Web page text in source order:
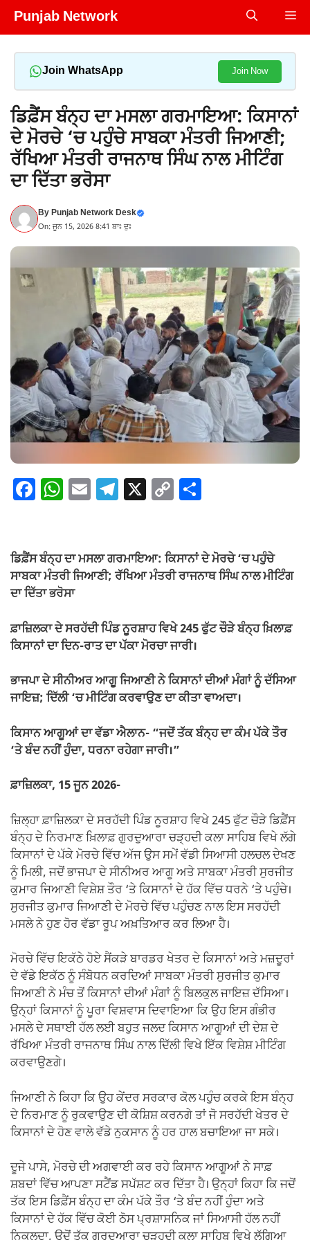
Skip
Punjab Network
Join WhatsApp Join Now
ਡਿਫ਼ੈਂਸ ਬੰਨ੍ਹ ਦਾ ਮਸਲਾ ਗਰਮਾਇਆ: ਕਿਸਾਨਾਂ
ਦੇ ਮੋਰਚੇ ‘ਚ ਪਹੁੰਚੇ ਸਾਬਕਾ ਮੰਤਰੀ ਜਿਆਣੀ;
ਰੱਖਿਆ ਮੰਤਰੀ ਰਾਜਨਾਥ ਸਿੰਘ ਨਾਲ ਮੀਟਿੰਗ
ਦਾ ਦਿੱਤਾ ਭਰੋਸਾ
ByPunjab Network Desk
On: ਜੂਨ 15, 2026 8:41 ਬਾਃ ਦੁਃ
F
e
b
o
o
k
W
s
A
p
p
E T
gr
a
X C
y
Li
k
e
ਡਿਫ਼ੈਂਸ ਬੰਨ੍ਹ ਦਾ ਮਸਲਾ ਗਰਮਾਇਆ: ਕਿਸਾਨਾਂ ਦੇ ਮੋਰਚੇ ‘ਚ ਪਹੁੰਚੇ
ਸਾਬਕਾ ਮੰਤਰੀ ਜਿਆਣੀ; ਰੱਖਿਆ ਮੰਤਰੀ ਰਾਜਨਾਥ ਸਿੰਘ ਨਾਲ ਮੀਟਿੰਗ
ਦਾ ਦਿੱਤਾ ਭਰੋਸਾ
ਫ਼ਾਜ਼ਿਲਕਾ ਦੇ ਸਰਹੱਦੀ ਪਿੰਡ ਨੂਰਸ਼ਾਹ ਵਿਖੇ 245 ਫੁੱਟ ਚੌੜੇ ਬੰਨ੍ਹ ਖ਼ਿਲਾਫ਼
ਕਿਸਾਨਾਂ ਦਾ ਦਿਨ-ਰਾਤ ਦਾ ਪੱਕਾ ਮੋਰਚਾ ਜਾਰੀ।
ਭਾਜਪਾ ਦੇ ਸੀਨੀਅਰ ਆਗੂ ਜਿਆਣੀ ਨੇ ਕਿਸਾਨਾਂ ਦੀਆਂ ਮੰਗਾਂ ਨੂੰ ਦੱਸਿਆ
ਜਾਇਜ਼; ਦਿੱਲੀ ‘ਚ ਮੀਟਿੰਗ ਕਰਵਾਉਣ ਦਾ ਕੀਤਾ ਵਾਅਦਾ।
ਕਿਸਾਨ ਆਗੂਆਂ ਦਾ ਵੱਡਾ ਐਲਾਨ- “ਜਦੋਂ ਤੱਕ ਬੰਨ੍ਹ ਦਾ ਕੰਮ ਪੱਕੇ ਤੌਰ
‘ਤੇ ਬੰਦ ਨਹੀਂ ਹੁੰਦਾ, ਧਰਨਾ ਰਹੇਗਾ ਜਾਰੀ।”
ਫ਼ਾਜ਼ਿਲਕਾ, 15 ਜੂਨ 2026-
ਜ਼ਿਲ੍ਹਾ ਫ਼ਾਜ਼ਿਲਕਾ ਦੇ ਸਰਹੱਦੀ ਪਿੰਡ ਨੂਰਸ਼ਾਹ ਵਿਖੇ 245 ਫੁੱਟ ਚੌੜੇ ਡਿਫ਼ੈਂਸ
ਬੰਨ੍ਹ ਦੇ ਨਿਰਮਾਣ ਖ਼ਿਲਾਫ਼ ਗੁਰਦੁਆਰਾ ਚੜ੍ਹਦੀ ਕਲਾ ਸਾਹਿਬ ਵਿਖੇ ਲੱਗੇ
ਕਿਸਾਨਾਂ ਦੇ ਪੱਕੇ ਮੋਰਚੇ ਵਿੱਚ ਅੱਜ ਉਸ ਸਮੇਂ ਵੱਡੀ ਸਿਆਸੀ ਹਲਚਲ ਦੇਖਣ
ਨੂੰ ਮਿਲੀ, ਜਦੋਂ ਭਾਜਪਾ ਦੇ ਸੀਨੀਅਰ ਆਗੂ ਅਤੇ ਸਾਬਕਾ ਮੰਤਰੀ ਸੁਰਜੀਤ
ਕੁਮਾਰ ਜਿਆਣੀ ਵਿਸ਼ੇਸ਼ ਤੌਰ ‘ਤੇ ਕਿਸਾਨਾਂ ਦੇ ਹੱਕ ਵਿੱਚ ਧਰਨੇ ‘ਤੇ ਪਹੁੰਚੇ।
ਸੁਰਜੀਤ ਕੁਮਾਰ ਜਿਆਣੀ ਦੇ ਮੋਰਚੇ ਵਿੱਚ ਪਹੁੰਚਣ ਨਾਲ ਇਸ ਸਰਹੱਦੀ
ਮਸਲੇ ਨੇ ਹੁਣ ਹੋਰ ਵੱਡਾ ਰੂਪ ਅਖ਼ਤਿਆਰ ਕਰ ਲਿਆ ਹੈ।
ਮੋਰਚੇ ਵਿੱਚ ਇਕੱਠੇ ਹੋਏ ਸੈਂਕੜੇ ਬਾਰਡਰ ਖੇਤਰ ਦੇ ਕਿਸਾਨਾਂ ਅਤੇ ਮਜ਼ਦੂਰਾਂ
ਦੇ ਵੱਡੇ ਇਕੱਠ ਨੂੰ ਸੰਬੋਧਨ ਕਰਦਿਆਂ ਸਾਬਕਾ ਮੰਤਰੀ ਸੁਰਜੀਤ ਕੁਮਾਰ
ਜਿਆਣੀ ਨੇ ਮੰਚ ਤੋਂ ਕਿਸਾਨਾਂ ਦੀਆਂ ਮੰਗਾਂ ਨੂੰ ਬਿਲਕੁਲ ਜਾਇਜ਼ ਦੱਸਿਆ।
ਉਨ੍ਹਾਂ ਕਿਸਾਨਾਂ ਨੂੰ ਪੂਰਾ ਵਿਸ਼ਵਾਸ ਦਿਵਾਇਆ ਕਿ ਉਹ ਇਸ ਗੰਭੀਰ
ਮਸਲੇ ਦੇ ਸਥਾਈ ਹੱਲ ਲਈ ਬਹੁਤ ਜਲਦ ਕਿਸਾਨ ਆਗੂਆਂ ਦੀ ਦੇਸ਼ ਦੇ
ਰੱਖਿਆ ਮੰਤਰੀ ਰਾਜਨਾਥ ਸਿੰਘ ਨਾਲ ਦਿੱਲੀ ਵਿਖੇ ਇੱਕ ਵਿਸ਼ੇਸ਼ ਮੀਟਿੰਗ
ਕਰਵਾਉਣਗੇ।
ਜਿਆਣੀ ਨੇ ਕਿਹਾ ਕਿ ਉਹ ਕੇਂਦਰ ਸਰਕਾਰ ਕੋਲ ਪਹੁੰਚ ਕਰਕੇ ਇਸ ਬੰਨ੍ਹ
ਦੇ ਨਿਰਮਾਣ ਨੂੰ ਰੁਕਵਾਉਣ ਦੀ ਕੋਸ਼ਿਸ਼ ਕਰਨਗੇ ਤਾਂ ਜੋ ਸਰਹੱਦੀ ਖੇਤਰ ਦੇ
ਕਿਸਾਨਾਂ ਦੇ ਹੋਣ ਵਾਲੇ ਵੱਡੇ ਨੁਕਸਾਨ ਨੂੰ ਹਰ ਹਾਲ ਬਚਾਇਆ ਜਾ ਸਕੇ।
ਦੂਜੇ ਪਾਸੇ, ਮੋਰਚੇ ਦੀ ਅਗਵਾਈ ਕਰ ਰਹੇ ਕਿਸਾਨ ਆਗੂਆਂ ਨੇ ਸਾਫ਼
ਸ਼ਬਦਾਂ ਵਿੱਚ ਆਪਣਾ ਸਟੈਂਡ ਸਪੱਸ਼ਟ ਕਰ ਦਿੱਤਾ ਹੈ। ਉਨ੍ਹਾਂ ਕਿਹਾ ਕਿ ਜਦੋਂ
ਤੱਕ ਇਸ ਡਿਫ਼ੈਂਸ ਬੰਨ੍ਹ ਦਾ ਕੰਮ ਪੱਕੇ ਤੌਰ ‘ਤੇ ਬੰਦ ਨਹੀਂ ਹੁੰਦਾ ਅਤੇ
ਕਿਸਾਨਾਂ ਦੇ ਹੱਕ ਵਿੱਚ ਕੋਈ ਠੋਸ ਪ੍ਰਸ਼ਾਸਨਿਕ ਜਾਂ ਸਿਆਸੀ ਹੱਲ ਨਹੀਂ